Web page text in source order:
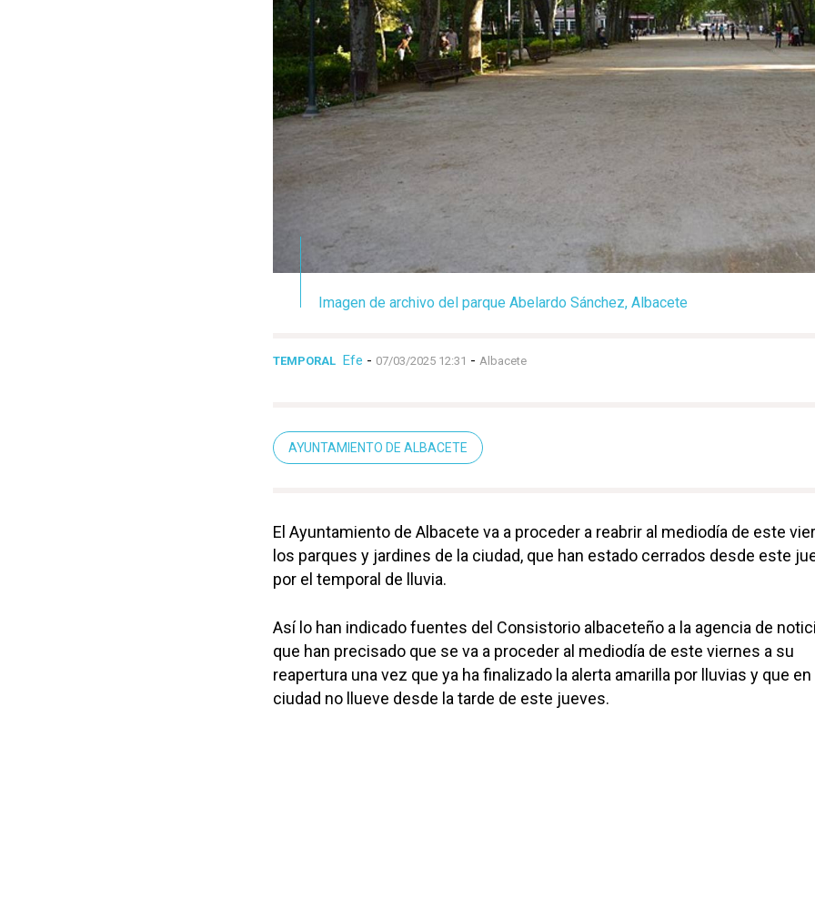
Imagen de archivo del parque Abelardo Sánchez, Albacete
TEMPORAL Efe - 07/03/2025 12:31 - Albacete
AYUNTAMIENTO DE ALBACETE
El Ayuntamiento de Albacete va a proceder a reabrir al mediodía de este
los parques y jardines de la ciudad, que han estado cerrados desde este
por el temporal de lluvia.
Así lo han indicado fuentes del Consistorio albaceteño a la agencia de
que han precisado que se va a proceder al mediodía de este viernes a su
reapertura una vez que ya ha finalizado la alerta amarilla por lluvias y que en
ciudad no llueve desde la tarde de este jueves.